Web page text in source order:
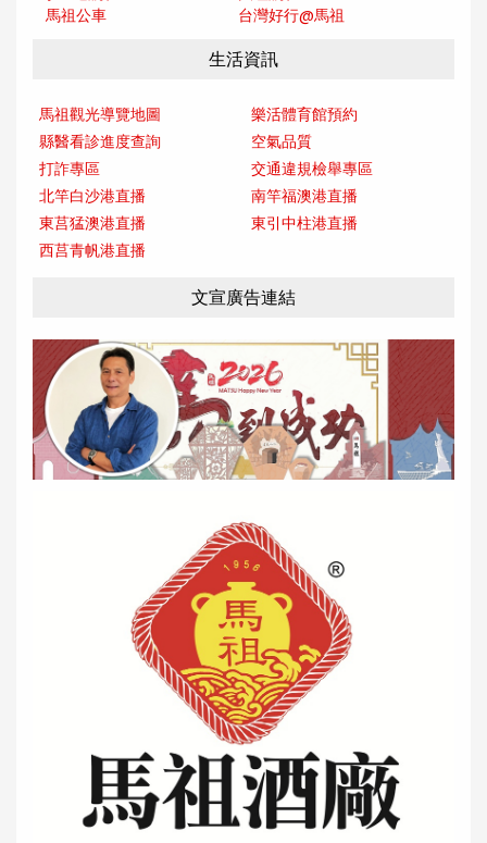
馬祖公車
台灣好行@馬祖
生活資訊
馬祖觀光導覽地圖
樂活體育館預約
縣醫看診進度查詢
空氣品質
打詐專區
交通違規檢舉專區
北竿白沙港直播
南竿福澳港直播
東莒猛澳港直播
東引中柱港直播
西莒青帆港直播
文宣廣告連結